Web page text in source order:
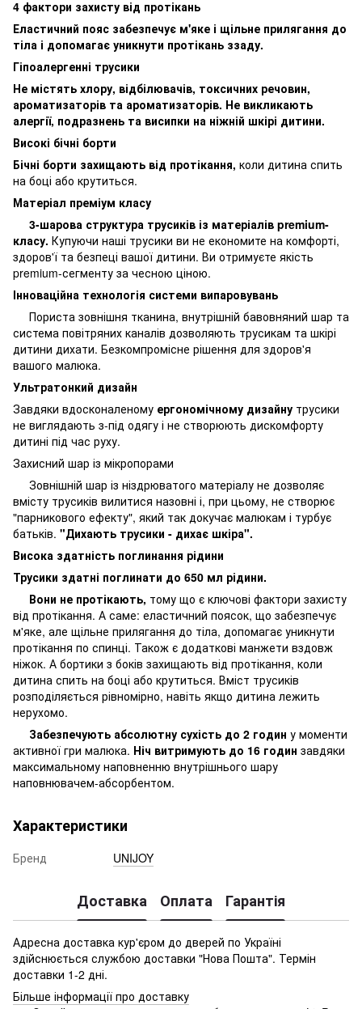
4 фактори захисту від протікань
Еластичний пояс забезпечує м'яке і щільне прилягання до
тіла і допомагає уникнути протікань ззаду.
Гіпоалергенні трусики
Не містять хлору, відбілювачів, токсичних речовин,
ароматизаторів та ароматизаторів. Не викликають
алергії, подразнень та висипки на ніжній шкірі дитини.
Високі бічні борти
Бічні борти захищають від протікання, коли дитина спить
на боці або крутиться.
Матеріал преміум класу
3-шарова структура трусиків із матеріалів premium-
класу. Купуючи наші трусики ви не економите на комфорті,
здоров'ї та безпеці вашої дитини. Ви отримуєте якість
premium-сегменту за чесною ціною.
Інноваційна технологія системи випаровувань
Пориста зовнішня тканина, внутрішній бавовняний шар та
система повітряних каналів дозволяють трусикам та шкірі
дитини дихати. Безкомпромісне рішення для здоров'я
вашого малюка.
Ультратонкий дизайн
Завдяки вдосконаленому ергономічному дизайну трусики
не виглядають з-під одягу і не створюють дискомфорту
дитині під час руху.
Захисний шар із мікропорами
Зовнішній шар із ніздрюватого матеріалу не дозволяє
вмісту трусиків вилитися назовні і, при цьому, не створює
"парникового ефекту", який так докучає малюкам і турбує
батьків. "Дихають трусики - дихає шкіра".
Висока здатність поглинання рідини
Трусики здатні поглинати до 650 мл рідини.
Вони не протікають, тому що є ключові фактори захисту
від протікання. А саме: еластичний поясок, що забезпечує
м'яке, але щільне прилягання до тіла, допомагає уникнути
протікання по спинці. Також є додаткові манжети вздовж
ніжок. А бортики з боків захищають від протікання, коли
дитина спить на боці або крутиться. Вміст трусиків
розподіляється рівномірно, навіть якщо дитина лежить
нерухомо.
Забезпечують абсолютну сухість до 2 годин у моменти
активної гри малюка. Ніч витримують до 16 годин завдяки
максимальному наповненню внутрішнього шару
наповнювачем-абсорбентом.
Характеристики
Бренд UNIJOY
Доставка Оплата Гарантія
Адресна доставка кур'єром до дверей по Україні
здійснюється службою доставки "Нова Пошта". Термін
доставки 1-2 дні.
Більше інформації про доставку